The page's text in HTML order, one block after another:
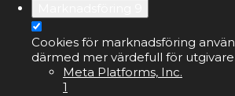
Cookies för marknadsföring
därmed mer värdefull för
Meta Platforms, Inc.
1